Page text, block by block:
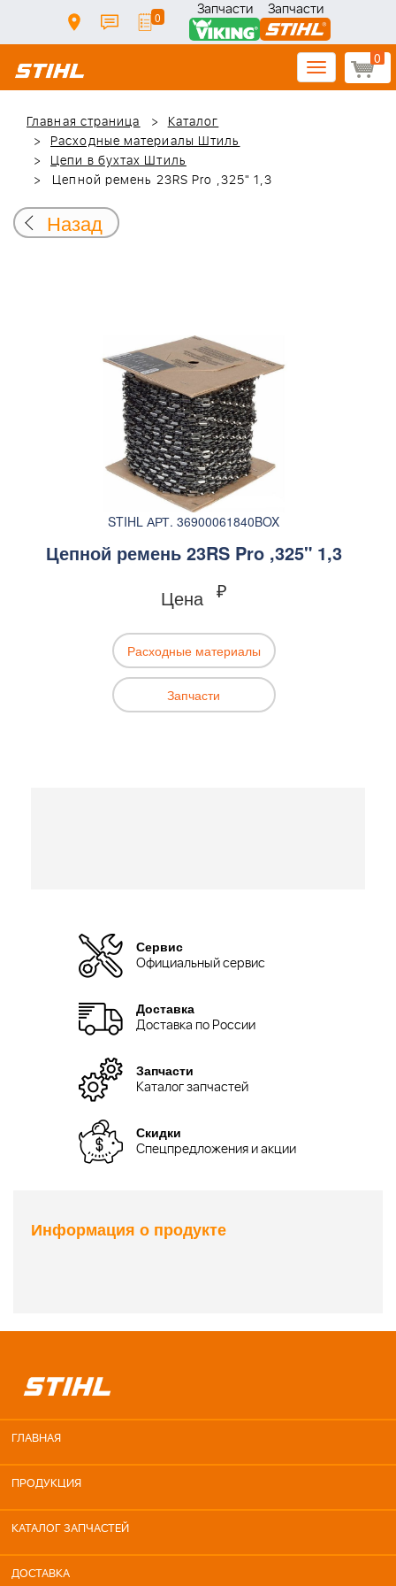
0 Запчасти Запчасти
0
Toggle
navigation
Главная страница
Каталог
Расходные материалы Штиль
Цепи в бухтах Штиль
Цепной ремень 23RS Pro ,325" 1,3
Назад
STIHL АРТ. 36900061840BOX
Цепной ремень 23RS Pro ,325" 1,3
Цена ₽
Расходные материалы
Запчасти
Сервис
Официальный сервис
Доставка
Доставка по России
Запчасти
Каталог запчастей
Скидки
Спецпредложения и акции
Информация о продукте
ГЛАВНАЯ
ПРОДУКЦИЯ
КАТАЛОГ ЗАПЧАСТЕЙ
ДОСТАВКА